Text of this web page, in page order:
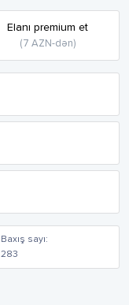
Elanı premium et
(7 AZN-dən)
Baxış sayı:
283